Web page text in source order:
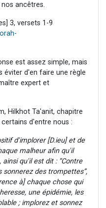
ancêtres.
3, versets 1-9
est assez simple, mais
éviter d'en faire une règle
expert et
Hilkhot Ta'anit, chapitre
d'entre nous :
d'implorer [D.ieu] et de
malheur afin qu'il
qu'il est dit : “Contre
sonnerez des trompettes”,
à] chaque chose qui
une épidémie, les
; implorez et sonnez